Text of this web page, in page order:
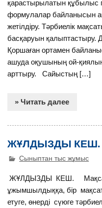
қарастырылатын
формулалар байланысын
жетілдіру. Тәрбиелік
басқаруын
Қоршаған ортамен
ашуда оқушының ой-
арттыру. Сайыстың […]
» Читать далее
ЖҰЛДЫЗДЫ КЕШ.
Сыныптан тыс жұмыс
ЖҰЛДЫЗДЫ КЕШ.
ұжымшылдыққа, бір
етуге, өнерді сүюге